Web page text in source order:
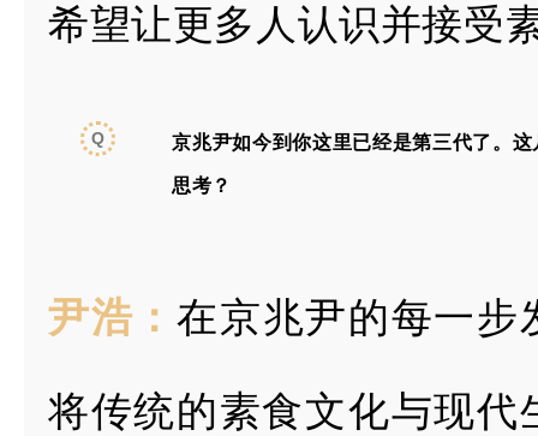
希望让更多人认识并接受
Q 京兆尹如今到你这里已经是第三代了。
思考？
尹浩：在京兆尹的每一步
将传统的素食文化与现代